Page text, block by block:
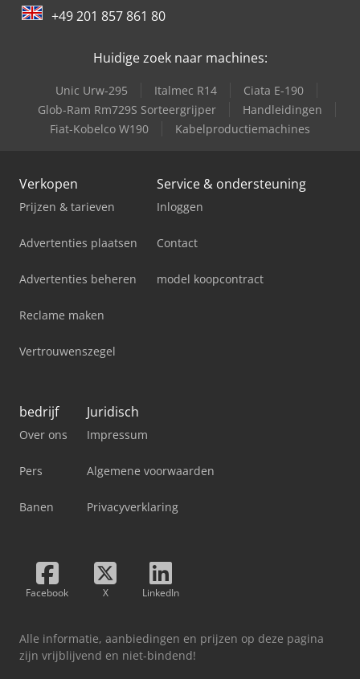
+49 201 857 861 80
Huidige zoek naar machines:
Unic Urw-295 Italmec R14
Ciata E-190
Glob-Ram Rm729S Sorteergrijper
Handleidingen
Fiat-Kobelco W190
Kabelproductiemachines
Verkopen
Prijzen & tarieven
Advertenties plaatsen
Advertenties beheren
Reclame maken
Vertrouwenszegel
Service & ondersteuning
Inloggen
Contact
model koopcontract
bedrijf
Over ons
Pers
Banen
Juridisch
Impressum
Algemene voorwaarden
Privacyverklaring
Facebook X LinkedIn
Alle informatie, aanbiedingen en prijzen op deze pagina
zijn vrijblijvend en niet-bindend!